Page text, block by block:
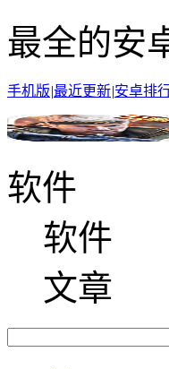
最全的安
手机版|最近更新|安卓排
软件
软件
文章